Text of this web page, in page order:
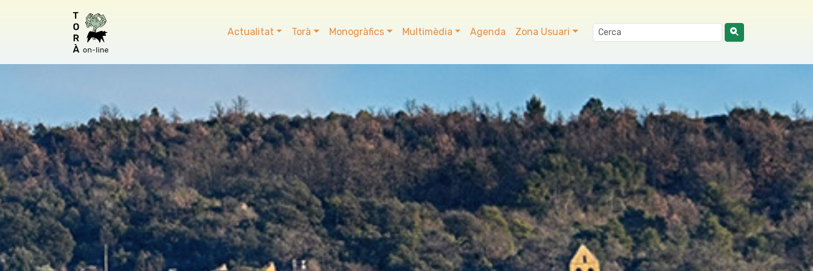
Actualitat Torà Monogràfics Multimèdia Agenda Zona Usuari